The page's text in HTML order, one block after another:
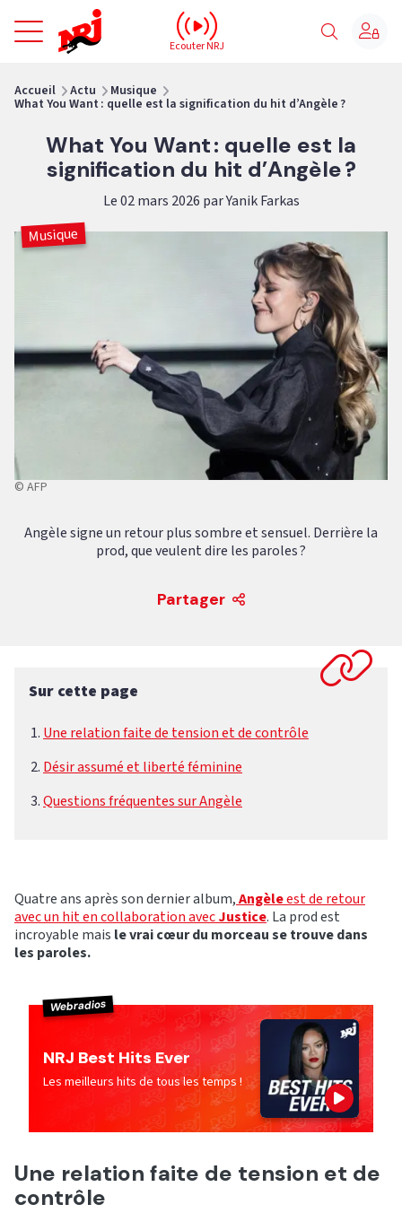
NRJ - Accueil
Ecouter NRJ
Accueil Actu Musique
What You Want : quelle est la signification du hit d’Angèle ?
What You Want : quelle est la
signification du hit d’Angèle ?
Le 02 mars 2026 par Yanik Farkas
Musique
© AFP
Angèle signe un retour plus sombre et sensuel. Derrière la
prod, que veulent dire les paroles ?
Partager
Sur cette page
Une relation faite de tension et de contrôle
Désir assumé et liberté féminine
Questions fréquentes sur Angèle
Quatre ans après son dernier album,Angèleest de retour
avec un hit en collaboration avecJustice. La prod est
incroyable mais le vrai cœur du morceau se trouve dans
les paroles.
Webradios
NRJ Best Hits Ever
Les meilleurs hits de tous les temps !
Une relation faite de tension et de
contrôle